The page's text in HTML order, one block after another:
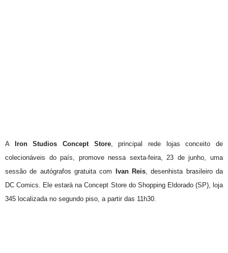
A Iron Studios Concept Store, principal rede lojas conceito de
colecionáveis do país, promove nessa sexta-feira, 23 de junho, uma
sessão de autógrafos gratuita com
Ivan Reis, desenhista brasileiro da
DC Comics. Ele estará na Concept Store do Shopping Eldorado (SP), loja
345 localizada no segundo piso, a partir das 11h30.